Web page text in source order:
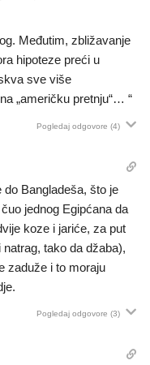
Međutim, zbližavanje
hipoteze preći u
sve više
„američku pretnju“… “
Pogledaj odgovore (4)
Bangladeša, što je
jednog Egipćana da
koze i jariće, za put
tako da džaba),
zaduže i to moraju
Pogledaj odgovore (3)